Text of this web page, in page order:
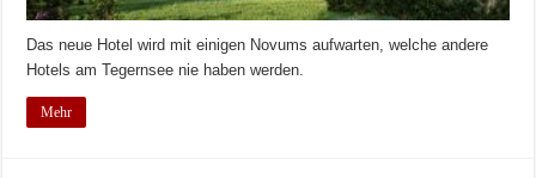
Das neue Hotel wird mit einigen Novums aufwarten, welche andere
Hotels am Tegernsee nie haben werden.
Mehr